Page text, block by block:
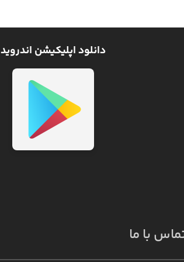
دانلود اپلیکیشن اندروید
با ما